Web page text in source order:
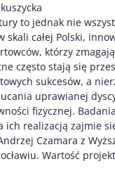
to jednak nie
skali całej Polski,
którzy
często stają się
sukcesów, a
uprawianej
fizycznej.
ich realizacją zajmie
Czamara z
Wartość